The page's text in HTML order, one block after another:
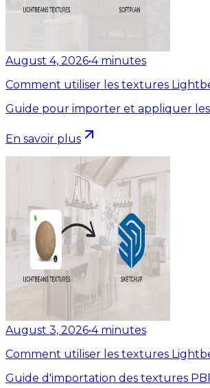
August 4, 2026•4 minutes
Comment utiliser les textures
Guide pour importer et appliquer
En savoir plus
August 3, 2026•4 minutes
Comment utiliser les textures
Guide d'importation des textures